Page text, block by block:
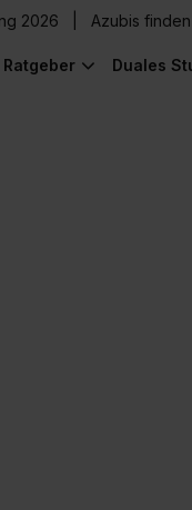
2026 Azubis finden
Ratgeber Duales